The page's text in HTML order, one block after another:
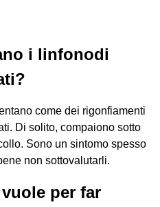
i linfonodi
come dei rigonfiamenti
Di solito, compaiono sotto
Sono un sintomo spesso
non sottovalutarli.
per far